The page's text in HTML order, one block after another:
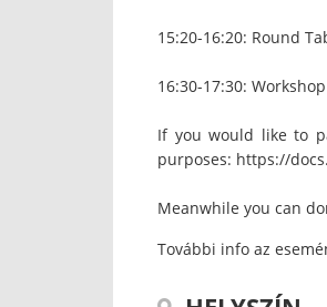
15:20-16:20: Round
16:30-17:30: Workshop
If you would like to
purposes: https://
Meanwhile you can
További info az